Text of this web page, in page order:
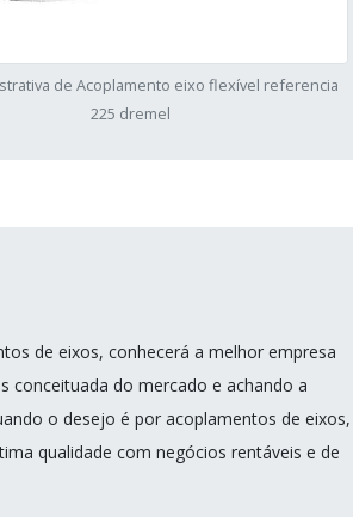
de Acoplamento eixo flexível referencia
225 dremel
de eixos, conhecerá a melhor empresa
conceituada do mercado e achando a
o desejo é por acoplamentos de eixos,
qualidade com negócios rentáveis e de